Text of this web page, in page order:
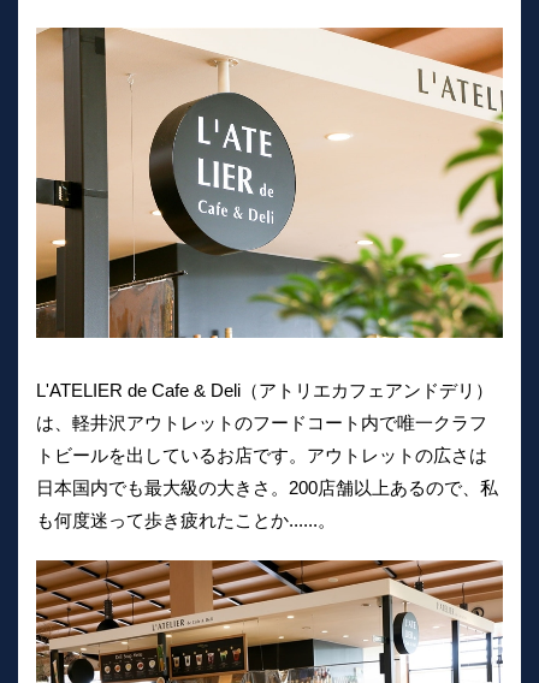
L'ATELIER de Cafe & Deli（アトリエカフェアンドデリ）
は、軽井沢アウトレットのフードコート内で唯一クラフ
トビールを出しているお店です。アウトレットの広さは
日本国内でも最大級の大きさ。200店舗以上あるので、私
も何度迷って歩き疲れたことか......。